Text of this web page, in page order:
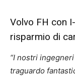
Volvo FH con
risparmio di
“I nostri
traguardo